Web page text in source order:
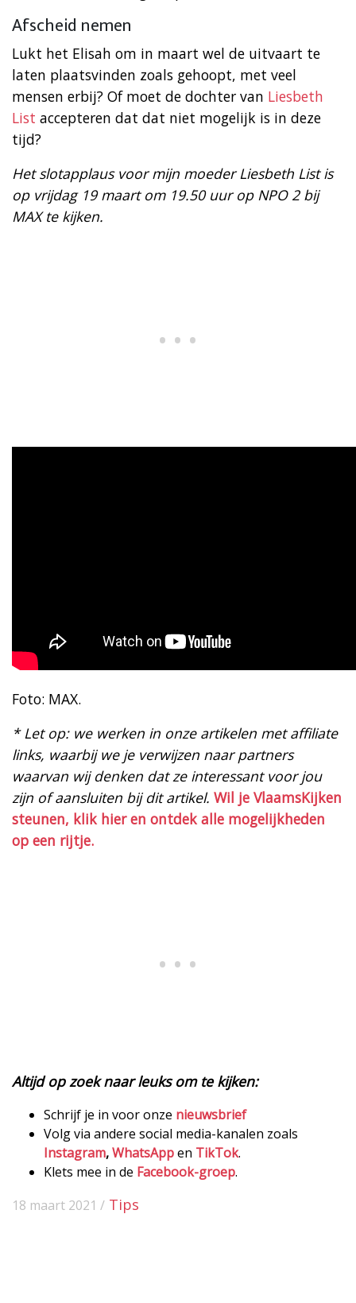
Afscheid nemen
Lukt het Elisah om in maart wel de uitvaart te
laten plaatsvinden zoals gehoopt, met veel
mensen erbij? Of moet de dochter van Liesbeth
List accepteren dat dat niet mogelijk is in deze
tijd?
Het slotapplaus voor mijn moeder Liesbeth List is
op vrijdag 19 maart om 19.50 uur op NPO 2 bij
MAX te kijken.
Foto: MAX.
* Let op: we werken in onze artikelen met affiliate
links, waarbij we je verwijzen naar partners
waarvan wij denken dat ze interessant voor jou
zijn of aansluiten bij dit artikel. Wil je VlaamsKijken
steunen, klik hier en ontdek alle mogelijkheden
op een rijtje.
Altijd op zoek naar leuks om te kijken:
Schrijf je in voor onze nieuwsbrief
Volg via andere social media-kanalen zoals
Instagram,WhatsAppen TikTok.
Klets mee in de Facebook-groep.
18 maart 2021 / Tips